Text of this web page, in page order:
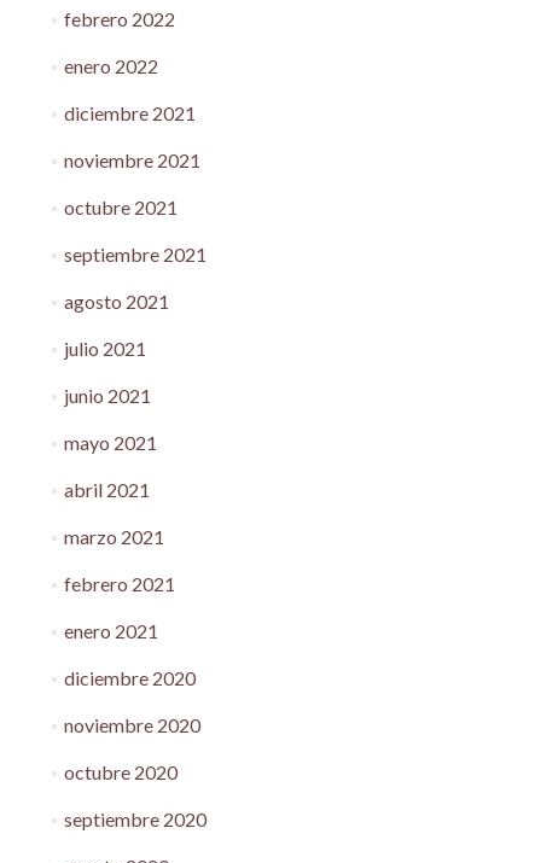
febrero 2022
enero 2022
diciembre 2021
noviembre 2021
octubre 2021
septiembre 2021
agosto 2021
julio 2021
junio 2021
mayo 2021
abril 2021
marzo 2021
febrero 2021
enero 2021
diciembre 2020
noviembre 2020
octubre 2020
septiembre 2020